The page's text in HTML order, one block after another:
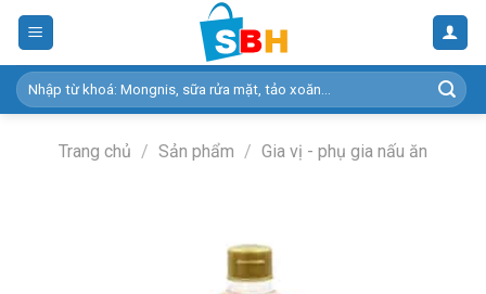
Skip
content
Tìm
kiếm:
Trang chủ / Sản phẩm / Gia vị - phụ gia nấu ăn